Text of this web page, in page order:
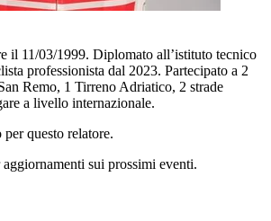
il 11/03/1999. Diplomato all’istituto tecnico
professionista dal 2023. Partecipato a 2
Remo, 1 Tirreno Adriatico, 2 strade
a livello internazionale.
questo relatore.
sui prossimi eventi.